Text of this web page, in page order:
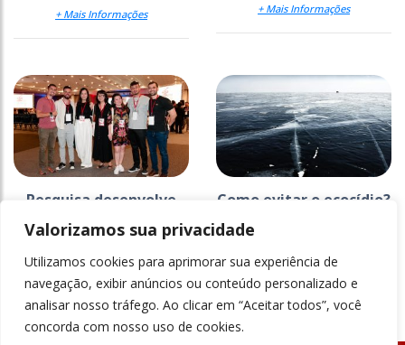
Valorizamos sua privacidade
Utilizamos cookies para aprimorar sua experiência de
navegação, exibir anúncios ou conteúdo personalizado e
analisar nosso tráfego. Ao clicar em “Aceitar todos”, você
concorda com nosso uso de cookies.
+ Mais Informações + Mais Informações
Pesquisa desenvolve
construção civil
+ Mais Informações
Como evitar o ecocídio?
+ Mais Informações